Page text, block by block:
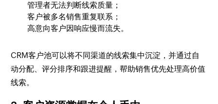
管理者无法判断线索质量；
客户被多名销售重复联系；
高意向客户因响应慢而流失。
CRM客户池可以将不同渠道的线索集中沉淀，并通过自
动分配、评分排序和跟进提醒，帮助销售优先处理高价值
线索。